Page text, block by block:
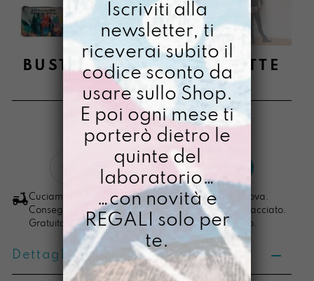
BUSTONY COSE IMPERFETTE
€ 24,00
[ Beauty Beauty: 21,5 x15x1,5 cm ]
Imperfette
quantità
LO VOGLIO
Cuciamo ogni ordine nel nostro laboratorio di Padova.
Consegna in 4/5 giorni lavorativi, pacco sempre tracciato.
Gratuita per ordini di importo superiore ai 100 euro.
Dettagli prodotto
Iscriviti alla
newsletter, ti
riceverai subito il
codice sconto da
usare sullo Shop.
E poi ogni mese ti
porterò dietro le
quinte del
laboratorio…
…con novità e
REGALI solo per
te.